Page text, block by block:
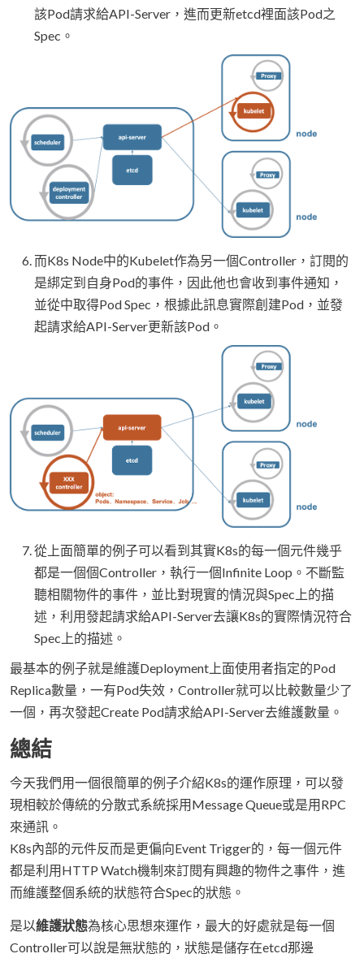
該Pod請求給API-Server，進而更新etcd裡面該Pod之
Spec。
而K8s Node中的Kubelet作為另一個Controller，訂閱的
是綁定到自身Pod的事件，因此他也會收到事件通知，
並從中取得Pod Spec，根據此訊息實際創建Pod，並發
起請求給API-Server更新該Pod。
從上面簡單的例子可以看到其實K8s的每一個元件幾乎
都是一個個Controller，執行一個Infinite Loop。不斷監
聽相關物件的事件，並比對現實的情況與Spec上的描
述，利用發起請求給API-Server去讓K8s的實際情況符合
Spec上的描述。
最基本的例子就是維護Deployment上面使用者指定的Pod
Replica數量，一有Pod失效，Controller就可以比較數量少了
一個，再次發起Create Pod請求給API-Server去維護數量。
總結
今天我們用一個很簡單的例子介紹K8s的運作原理，可以發
現相較於傳統的分散式系統採用Message Queue或是用RPC
來通訊。
K8s內部的元件反而是更偏向Event Trigger的，每一個元件
都是利用HTTP Watch機制來訂閱有興趣的物件之事件，進
而維護整個系統的狀態符合Spec的狀態。
是以維護狀態為核心思想來運作，最大的好處就是每一個
Controller可以說是無狀態的，狀態是儲存在etcd那邊